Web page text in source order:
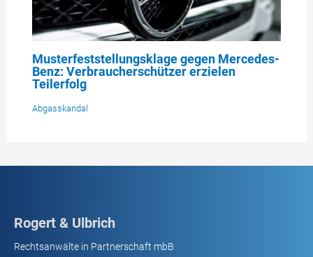
Musterfeststellungsklage gegen Mercedes-
Benz: Verbraucherschützer erzielen
Teilerfolg
Abgasskandal
Rogert & Ulbrich
Rechtsanwälte in Partnerschaft mbB